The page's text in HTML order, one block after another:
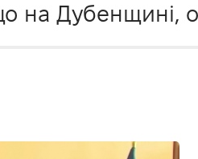
на Дубенщині,